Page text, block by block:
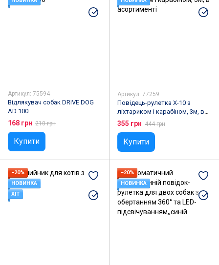
Артикул: 75594
Відлякувач собак DRIVE DOG
AD 100
168 грн 210 грн
Купити
Артикул: 77259
Повідець-рулетка X-10 з
ліхтариком і карабіном, 3м, в
асортименті
355 грн 444 грн
Купити
−20%
НОВИНКА
ХІТ
−20%
НОВИНКА